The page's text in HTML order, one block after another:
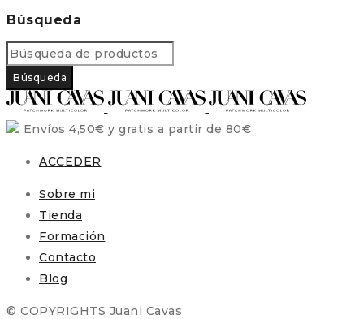
Búsqueda
Envíos 4,50€ y gratis a partir de 80€
ACCEDER
Sobre mi
Tienda
Formación
Contacto
Blog
© COPYRIGHTS Juani Cavas